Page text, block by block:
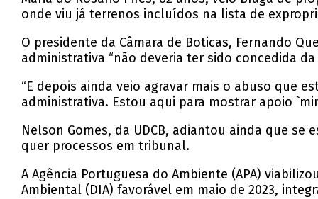
onde viu já terrenos incluídos na lista de
O presidente da Câmara de Boticas, Fernando
administrativa “não deveria ter sido concedida
“E depois ainda veio agravar mais o abuso que
administrativa. Estou aqui para mostrar apoio
Nelson Gomes, da UDCB, adiantou ainda que
quer processos em tribunal.
A Agência Portuguesa do Ambiente (APA)
Ambiental (DIA) favorável em maio de 2023,